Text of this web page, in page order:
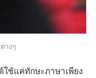
างๆ
ช้แค่ทักษะภาษาเพียง